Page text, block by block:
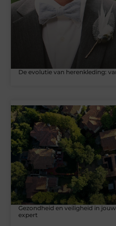
De evolutie van herenkleding:
Gezondheid en veiligheid in
expert